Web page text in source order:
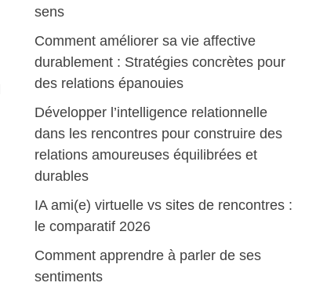
sens
Comment améliorer sa vie affective
durablement : Stratégies concrètes pour
des relations épanouies
Développer l’intelligence relationnelle
dans les rencontres pour construire des
relations amoureuses équilibrées et
durables
IA ami(e) virtuelle vs sites de rencontres :
le comparatif 2026
Comment apprendre à parler de ses
sentiments